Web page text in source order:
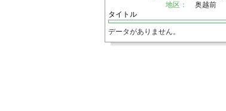
地区：
奥越前
タイトル
データがありません。